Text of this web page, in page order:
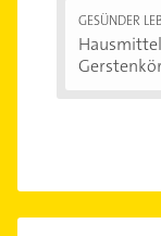
GESÜNDER